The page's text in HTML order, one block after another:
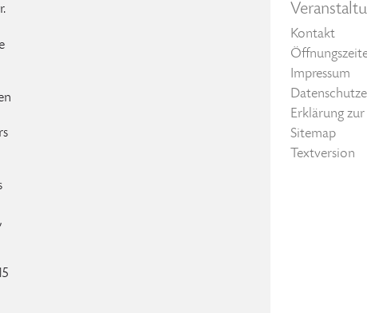
Kontakt
Impressum
Erklärung
Sitemap
Textversion